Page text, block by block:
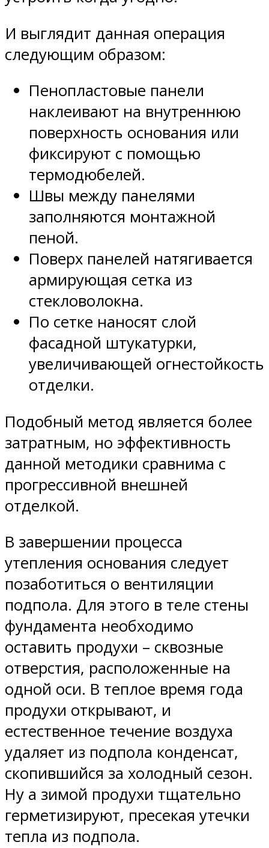
И выглядит данная операция
следующим образом:
Пенопластовые панели
наклеивают на внутреннюю
поверхность основания или
фиксируют с помощью
термодюбелей.
Швы между панелями
заполняются монтажной
пеной.
Поверх панелей натягивается
армирующая сетка из
стекловолокна.
По сетке наносят слой
фасадной штукатурки,
увеличивающей огнестойкость
отделки.
Подобный метод является более
затратным, но эффективность
данной методики сравнима с
прогрессивной внешней
отделкой.
В завершении процесса
утепления основания следует
позаботиться о вентиляции
подпола. Для этого в теле стены
фундамента необходимо
оставить продухи – сквозные
отверстия, расположенные на
одной оси. В теплое время года
продухи открывают, и
естественное течение воздуха
удаляет из подпола конденсат,
скопившийся за холодный сезон.
Ну а зимой продухи тщательно
герметизируют, пресекая утечки
тепла из подпола.